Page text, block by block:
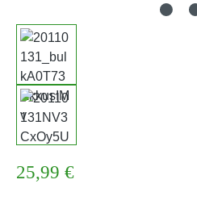
Regulärer Preis:
25,99 €